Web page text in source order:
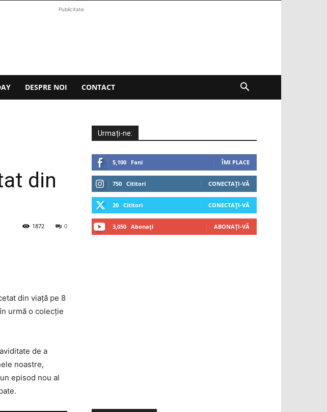
Publicitate
DESPRE NOI CONTACT
din
0
1872
din viaţă pe 8
urmă o colecţie
de a
noastre,
episod nou al
Urmați-ne:
5,100 Fani ÎMI PLACE
750 Cititori CONECTAȚI-VĂ
20 Cititori CONECTAȚI-VĂ
3,050 Abonați ABONAȚI-VĂ